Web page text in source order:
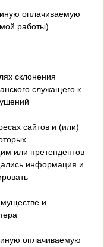
оплачиваемую
работы)
склонения
служащего к
сайтов и (или)
или претендентов
информация и
и
оплачиваемую